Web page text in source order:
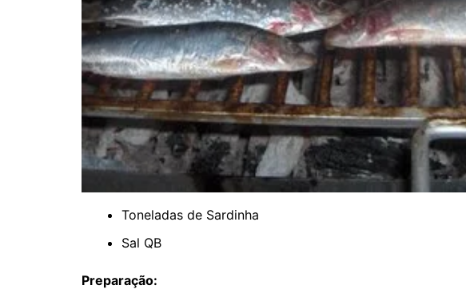
Toneladas de Sardinha
Sal QB
Preparação: